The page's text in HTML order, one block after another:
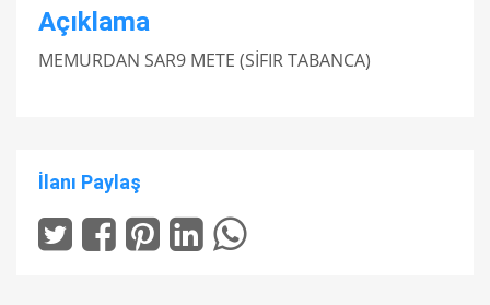
Açıklama
MEMURDAN SAR9 METE (SİFIR TABANCA)
İlanı Paylaş